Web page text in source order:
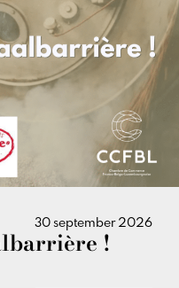
30 september 2026
!